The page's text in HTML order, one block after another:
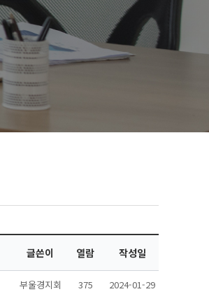
글쓴이 열람 작성일
부울경지회 375 2024-01-29